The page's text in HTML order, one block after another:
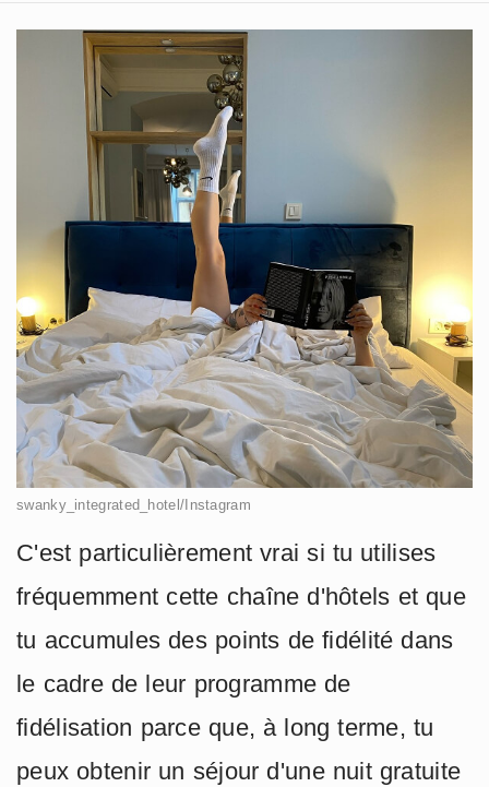
swanky_integrated_hotel/Instagram
C'est particulièrement vrai si tu utilises
fréquemment cette chaîne d'hôtels et que
tu accumules des points de fidélité dans
le cadre de leur programme de
fidélisation parce que, à long terme, tu
peux obtenir un séjour d'une nuit gratuite